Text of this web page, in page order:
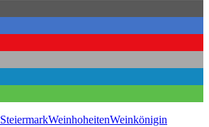
SteiermarkWeinhoheitenWeinkönigin